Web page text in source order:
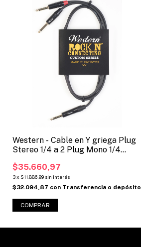
Western - Cable en Y griega Plug
Stereo 1/4 a 2 Plug Mono 1/4
$35.660,97
3x $11.886,99 sin interés
$32.094,87 con Transferencia o depósito
COMPRAR